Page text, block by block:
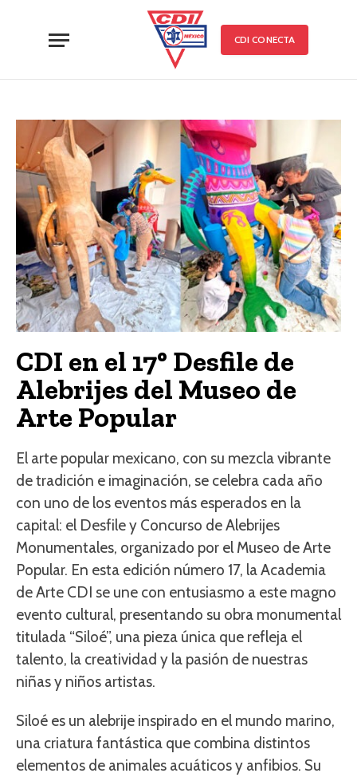
CDI CONECTA
CDI en el 17° Desfile de
Alebrijes del Museo de
Arte Popular
El arte popular mexicano, con su mezcla vibrante
de tradición e imaginación, se celebra cada año
con uno de los eventos más esperados en la
capital: el Desfile y Concurso de Alebrijes
Monumentales, organizado por el Museo de Arte
Popular. En esta edición número 17, la Academia
de Arte CDI se une con entusiasmo a este magno
evento cultural, presentando su obra monumental
titulada “Siloé”, una pieza única que refleja el
talento, la creatividad y la pasión de nuestras
niñas y niños artistas.
Siloé es un alebrije inspirado en el mundo marino,
una criatura fantástica que combina distintos
elementos de animales acuáticos y anfibios. Su